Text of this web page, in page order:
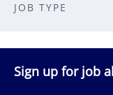
JOB TYPE
Sign up for job